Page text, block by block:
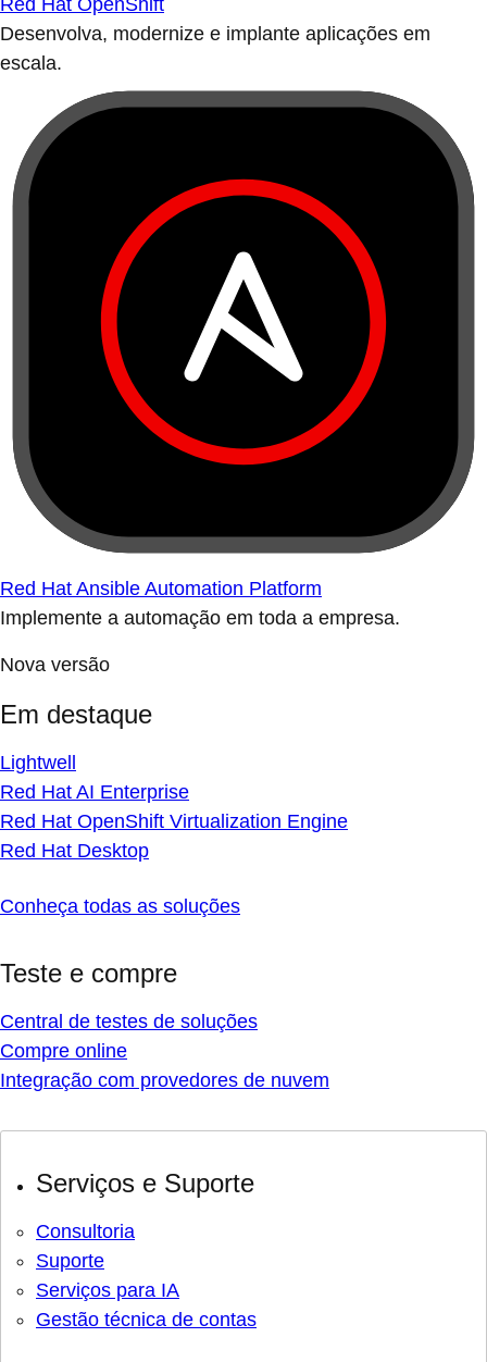
Red Hat OpenShift
Desenvolva, modernize e implante aplicações em
escala.
Red Hat Ansible Automation Platform
Implemente a automação em toda a empresa.
Nova versão
Em destaque
Lightwell
Red Hat AI Enterprise
Red Hat OpenShift Virtualization Engine
Red Hat Desktop
Conheça todas as soluções
Teste e compre
Central de testes de soluções
Compre online
Integração com provedores de nuvem
Serviços e Suporte
Consultoria
Suporte
Serviços para IA
Gestão técnica de contas